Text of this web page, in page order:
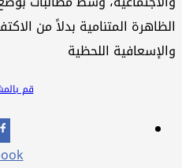
الظاهرة المتنامية بدلاً من
والإسعافية اللحظية
قم